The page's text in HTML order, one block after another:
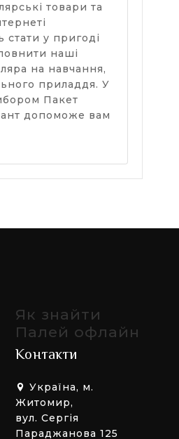
товари та
у пригоді
наші
на навчання,
приладдя. У
Пакет
допоможе вам
Як знайти
Палей офлайн
Контакти
Україна, м.
Житомир,
вул. Сергія
Параджанова 125